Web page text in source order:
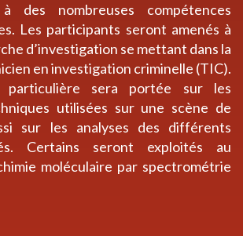
des nombreuses compétences
Les participants seront amenés à
d’investigation se mettant dans la
en investigation criminelle (TIC).
particulière sera portée sur les
utilisées sur une scène de
sur les analyses des différents
Certains seront exploités au
moléculaire par spectrométrie